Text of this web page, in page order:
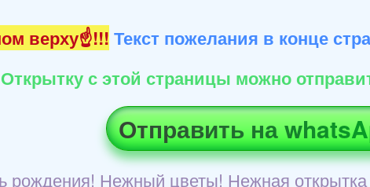
верху☝!!! Текст пожелания в конце
Открытку с этой страницы можно
Отправить на
рождения! Нежный цветы! Нежная